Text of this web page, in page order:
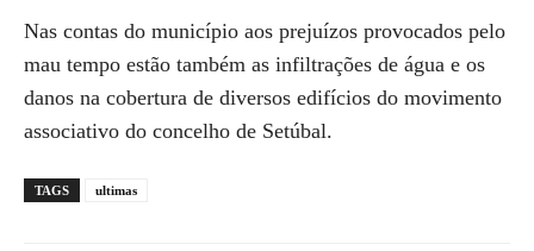
Nas contas do município aos prejuízos provocados pelo
mau tempo estão também as infiltrações de água e os
danos na cobertura de diversos edifícios do movimento
associativo do concelho de Setúbal.
TAGS ultimas